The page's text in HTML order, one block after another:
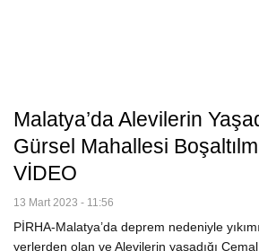
Malatya’da Alevilerin
Gürsel Mahallesi
VİDEO
13 Mart 2023 - 11:56
PİRHA-Malatya’da deprem nedeniyle
yerlerden olan ve Alevilerin yaşadığı